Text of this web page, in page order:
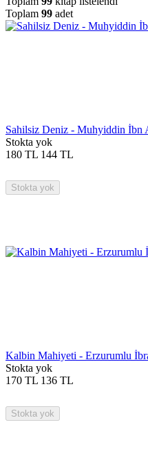
Toplam 99 adet
Sahilsiz Deniz - Muhyiddin İbn
Stokta yok
180 TL 144 TL
Stokta yok
Kalbin Mahiyeti - Erzurumlu
Stokta yok
170 TL 136 TL
Stokta yok